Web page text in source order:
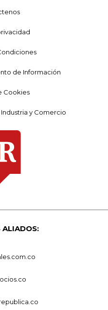
de Información
Cookies
y Comercio
ALIADOS: